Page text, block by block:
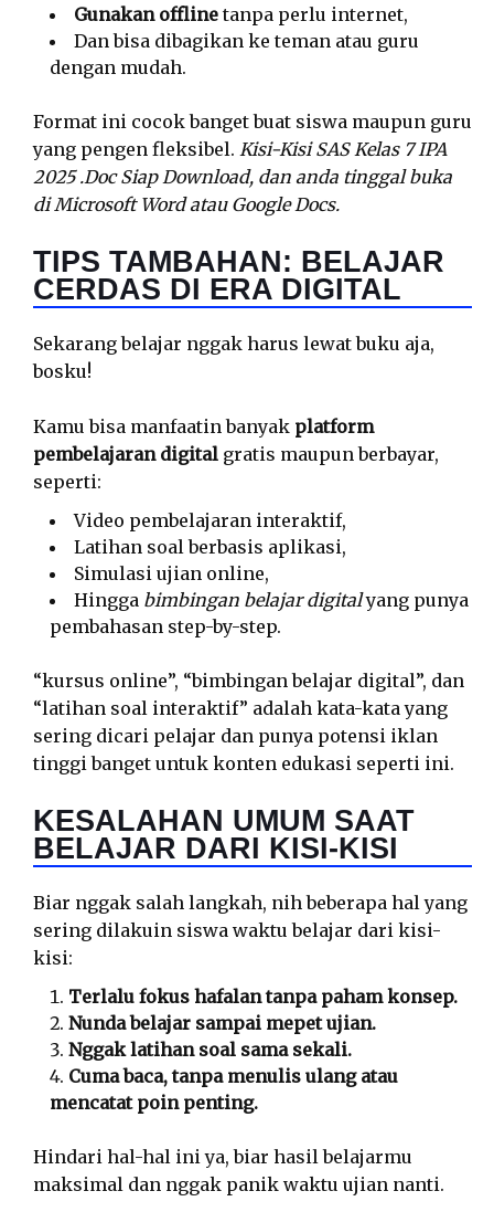
Gunakan offlinetanpa perlu internet,
Dan bisa dibagikan ke teman atau guru
dengan mudah.
Format ini cocok banget buat siswa maupun guru
yang pengen fleksibel. Kisi-Kisi SAS Kelas 7 IPA
2025 .Doc Siap Download, dan anda tinggal buka
di Microsoft Word atau Google Docs.
TIPS TAMBAHAN: BELAJAR
CERDAS DI ERA DIGITAL
Sekarang belajar nggak harus lewat buku aja,
bosku!
Kamu bisa manfaatin banyak platform
pembelajaran digital gratis maupun berbayar,
seperti:
Video pembelajaran interaktif,
Latihan soal berbasis aplikasi,
Simulasi ujian online,
Hingga bimbingan belajar digitalyang punya
pembahasan step-by-step.
“kursus online”, “bimbingan belajar digital”, dan
“latihan soal interaktif” adalah kata-kata yang
sering dicari pelajar dan punya potensi iklan
tinggi banget untuk konten edukasi seperti ini.
KESALAHAN UMUM SAAT
BELAJAR DARI KISI-KISI
Biar nggak salah langkah, nih beberapa hal yang
sering dilakuin siswa waktu belajar dari kisi-
kisi:
Terlalu fokus hafalan tanpa paham konsep.
Nunda belajar sampai mepet ujian.
Nggak latihan soal sama sekali.
Cuma baca, tanpa menulis ulang atau
mencatat poin penting.
Hindari hal-hal ini ya, biar hasil belajarmu
maksimal dan nggak panik waktu ujian nanti.